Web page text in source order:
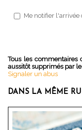
Me notifier
Tous les commentaires
aussitôt supprimés par
Signaler un abus
DANS LA MÊME